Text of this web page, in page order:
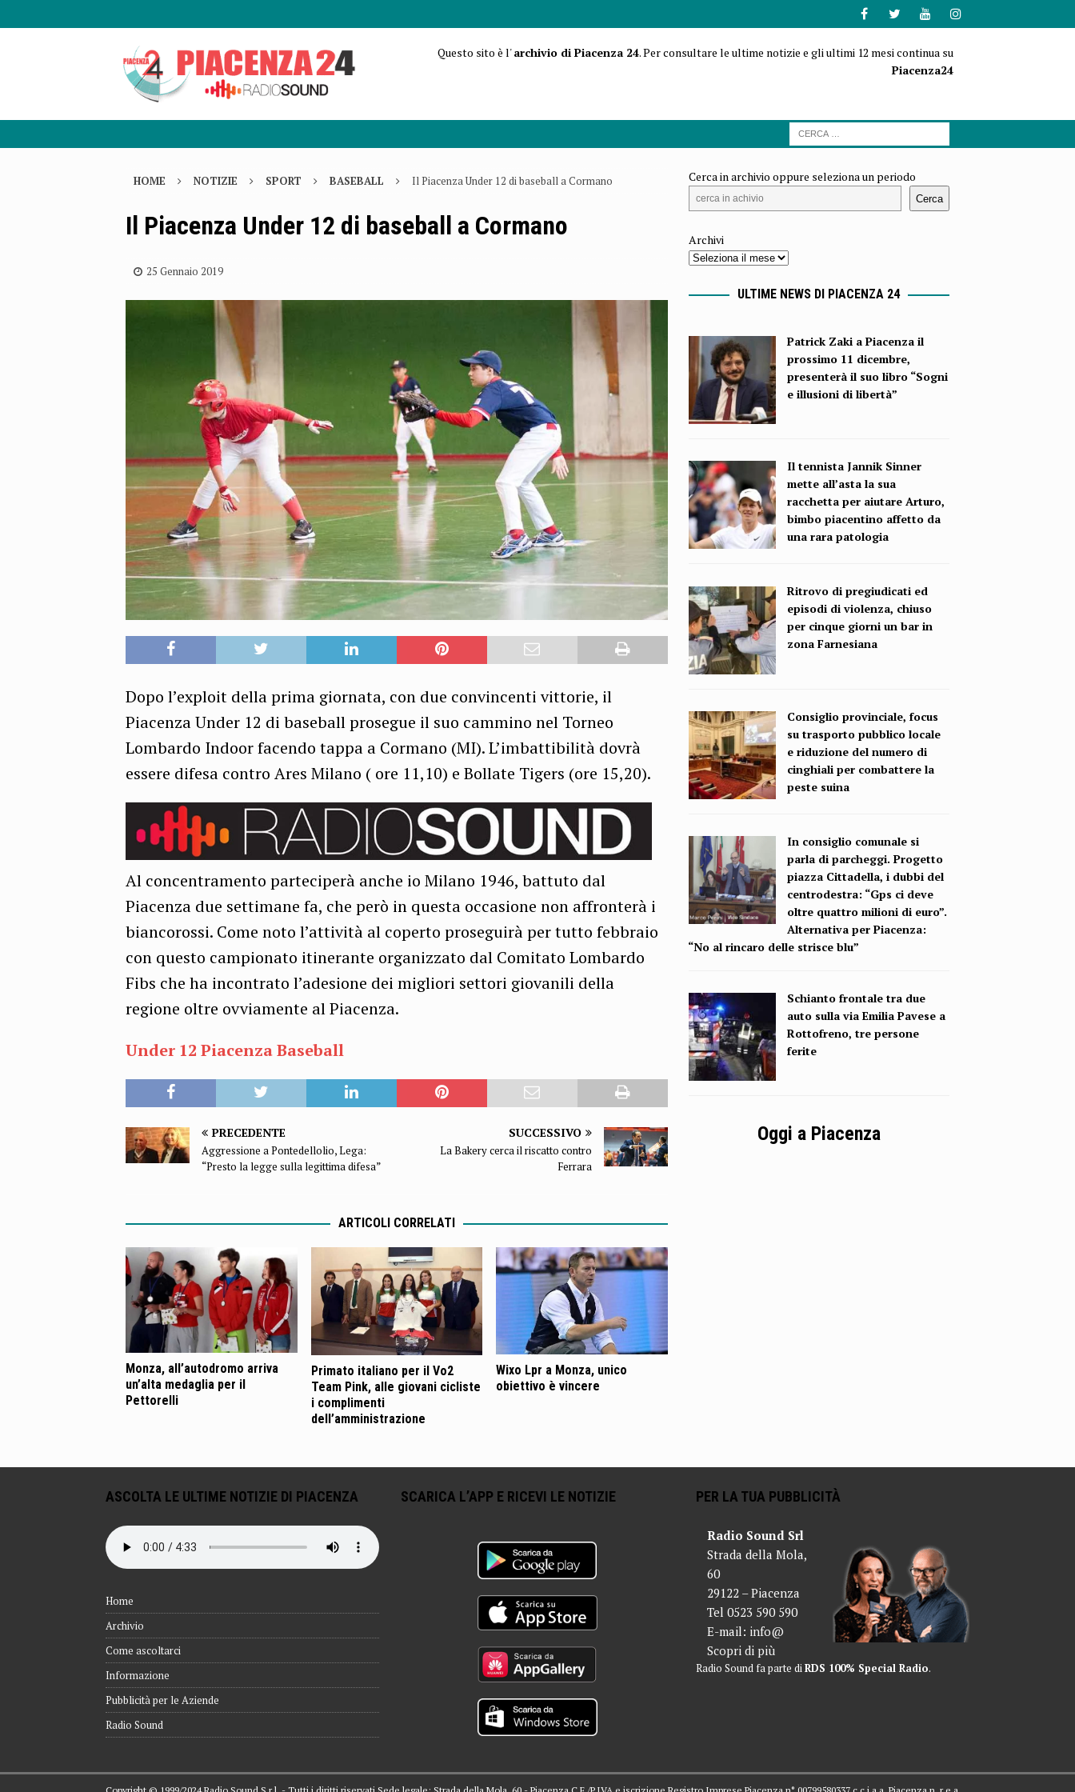
Questo sito è l'archivio di Piacenza 24. Per consultare le ultime notizie e gli ultimi 12 mesi continua su
Piacenza24
HOME NOTIZIE SPORT BASEBALL Il Piacenza Under 12 di baseball a Cormano
Il Piacenza Under 12 di baseball a Cormano
25 Gennaio 2019
Dopo l’exploit della prima giornata, con due convincenti vittorie, il
Piacenza Under 12 di baseball prosegue il suo cammino nel Torneo
Lombardo Indoor facendo tappa a Cormano (MI). L’imbattibilità dovrà
essere difesa contro Ares Milano ( ore 11,10) e Bollate Tigers (ore 15,20).
Al concentramento parteciperà anche io Milano 1946, battuto dal
Piacenza due settimane fa, che però in questa occasione non affronterà i
biancorossi. Come noto l’attività al coperto proseguirà per tutto febbraio
con questo campionato itinerante organizzato dal Comitato Lombardo
Fibs che ha incontrato l’adesione dei migliori settori giovanili della
regione oltre ovviamente al Piacenza.
Under 12 Piacenza Baseball
PRECEDENTE
Aggressione a Pontedellolio, Lega:
“Presto la legge sulla legittima difesa”
SUCCESSIVO
La Bakery cerca il riscatto contro
Ferrara
ARTICOLI CORRELATI
Monza, all’autodromo arriva
un’alta medaglia per il
Pettorelli
Primato italiano per il Vo2
Team Pink, alle giovani cicliste
i complimenti
dell’amministrazione
Wixo Lpr a Monza, unico
obiettivo è vincere
Cerca in archivio oppure seleziona un periodo
Cerca
Archivi
ULTIME NEWS DI PIACENZA 24
Patrick Zaki a Piacenza il
prossimo 11 dicembre,
presenterà il suo libro “Sogni
e illusioni di libertà”
Il tennista Jannik Sinner
mette all’asta la sua
racchetta per aiutare Arturo,
bimbo piacentino affetto da
una rara patologia
Ritrovo di pregiudicati ed
episodi di violenza, chiuso
per cinque giorni un bar in
zona Farnesiana
Consiglio provinciale, focus
su trasporto pubblico locale
e riduzione del numero di
cinghiali per combattere la
peste suina
In consiglio comunale si
parla di parcheggi. Progetto
piazza Cittadella, i dubbi del
centrodestra: “Gps ci deve
oltre quattro milioni di euro”.
Alternativa per Piacenza:
“No al rincaro delle strisce blu”
Schianto frontale tra due
auto sulla via Emilia Pavese a
Rottofreno, tre persone
ferite
Oggi a Piacenza
ASCOLTA LE ULTIME NOTIZIE DI PIACENZA
Home
Archivio
Come ascoltarci
Informazione
Pubblicità per le Aziende
Radio Sound
SCARICA L’APP E RICEVI LE NOTIZIE PER LA TUA PUBBLICITÀ
Radio Sound Srl
Strada della Mola,
60
29122 – Piacenza
Tel 0523 590 590
E-mail: info@
Scopri di più
Radio Sound fa parte diRDS 100% Special Radio.